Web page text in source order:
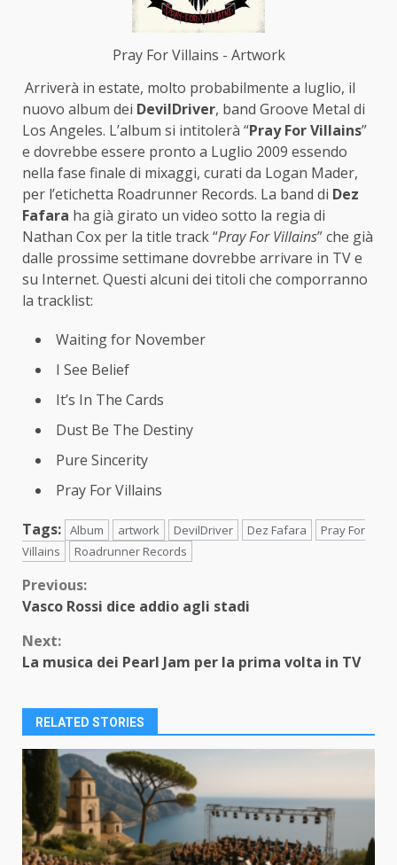
Pray For Villains - Artwork
Arriverà in estate, molto probabilmente a luglio, il
nuovo album dei DevilDriver, band Groove Metal di
Los Angeles. L’album si intitolerà “Pray For Villains”
e dovrebbe essere pronto a Luglio 2009 essendo
nella fase finale di mixaggi, curati da Logan Mader,
per l’etichetta Roadrunner Records. La band di Dez
Fafara ha già girato un video sotto la regia di
Nathan Cox per la title track “Pray For Villains” che già
dalle prossime settimane dovrebbe arrivare in TV e
su Internet. Questi alcuni dei titoli che comporranno
la tracklist:
Waiting for November
I See Belief
It’s In The Cards
Dust Be The Destiny
Pure Sincerity
Pray For Villains
Tags: Album artwork DevilDriver Dez Fafara
Pray For
Villains
Roadrunner Records
Continue
Previous:
Vasco Rossi dice addio agli stadi
Next:
La musica dei Pearl Jam per la prima volta in TV
RELATED STORIES